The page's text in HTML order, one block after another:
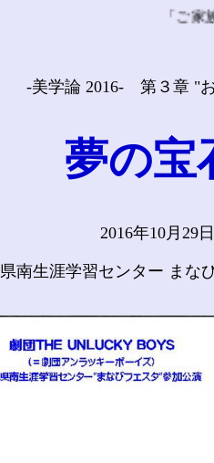
「ご家族の心
-美学論 2016- 第３章 "
夢の宝
2016年10月29
県南生涯学習センター まな